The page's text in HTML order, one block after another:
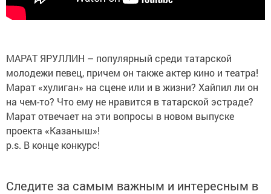
МАРАТ ЯРУЛЛИН – популярный среди татарской
молодежи певец, причем он также актер кино и театра!
Марат «хулиган» на сцене или и в жизни? Хайпил ли он
на чем-то? Что ему не нравится в татарской эстраде?
Марат отвечает на эти вопросы в новом выпуске
проекта «Казаныш»!
p.s. В конце конкурс!
Следите за самым важным и интересным в